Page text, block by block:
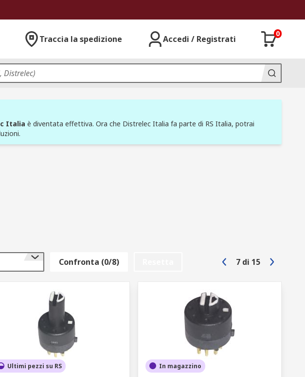
Traccia la spedizione Accedi / Registrati
0
Italia è diventata effettiva. Ora che Distrelec Italia fa parte di RS Italia, potrai
Confronta (0/8) 7 di 15
Ultimi pezzi su RS In magazzino